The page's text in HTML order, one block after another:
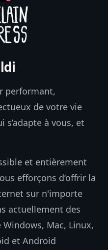
performant,
de votre vie
s’adapte à vous, et
et entièrement
efforçons d’offrir la
sur n'importe
actuellement des
Mac, Linux,
et Android